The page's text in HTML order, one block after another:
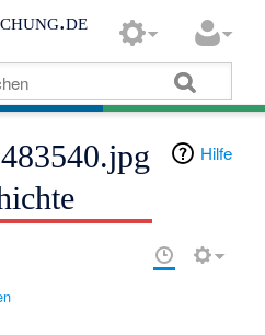
Hilfe